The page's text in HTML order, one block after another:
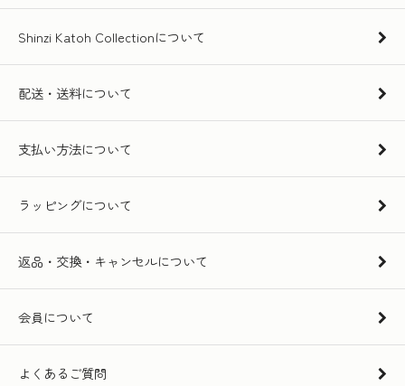
Shinzi Katoh Collectionについて
配送・送料について
支払い方法について
ラッピングについて
返品・交換・キャンセルについて
会員について
よくあるご質問